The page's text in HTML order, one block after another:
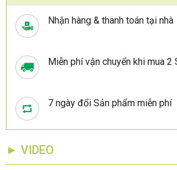
Nhận hàng & thanh toán tại nhà
Miễn phí vận chuyển khi mua 2
7 ngày đổi Sản phẩm miễn phí
► VIDEO